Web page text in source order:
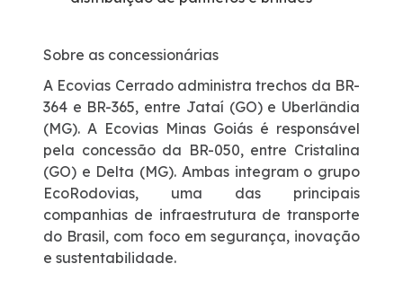
Sobre as concessionárias
A Ecovias Cerrado administra trechos da BR-
364 e BR-365, entre Jataí (GO) e Uberlândia
(MG). A Ecovias Minas Goiás é responsável
pela concessão da BR-050, entre Cristalina
(GO) e Delta (MG). Ambas integram o grupo
EcoRodovias, uma das principais
companhias de infraestrutura de transporte
do Brasil, com foco em segurança, inovação
e sustentabilidade.